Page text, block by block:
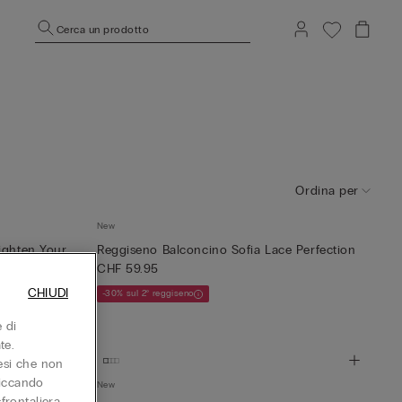
Cerca un prodotto
Ordina per
Your
New
Reggiseno Balconcino Sofia Lace Perfection
CHF 59.95
-30% sul 2° reggiseno
New
di
che non
CHIUDI